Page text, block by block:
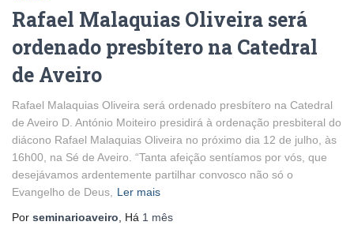
Rafael Malaquias Oliveira será
ordenado presbítero na Catedral
de Aveiro
Rafael Malaquias Oliveira será ordenado presbítero na Catedral
de Aveiro D. António Moiteiro presidirá à ordenação presbiteral do
diácono Rafael Malaquias Oliveira no próximo dia 12 de julho, às
16h00, na Sé de Aveiro. “Tanta afeição sentíamos por vós, que
desejávamos ardentemente partilhar convosco não só o
Evangelho de Deus,
Ler mais
Por seminarioaveiro , Há 1 mês